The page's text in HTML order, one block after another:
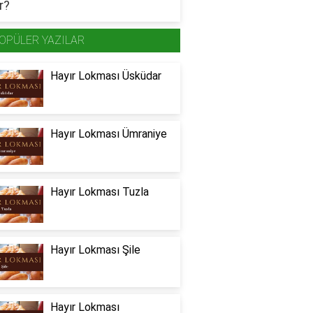
YAZILAR
Hayır Lokması Üsküdar
Hayır Lokması Ümraniye
Hayır Lokması Tuzla
Hayır Lokması Şile
Hayır Lokması